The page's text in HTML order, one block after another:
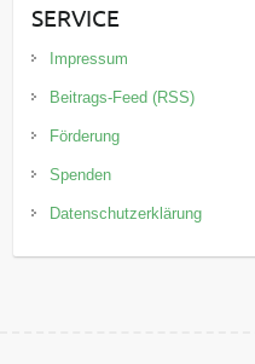
SERVICE
Impressum
Beitrags-Feed (RSS)
Förderung
Spenden
Datenschutzerklärung